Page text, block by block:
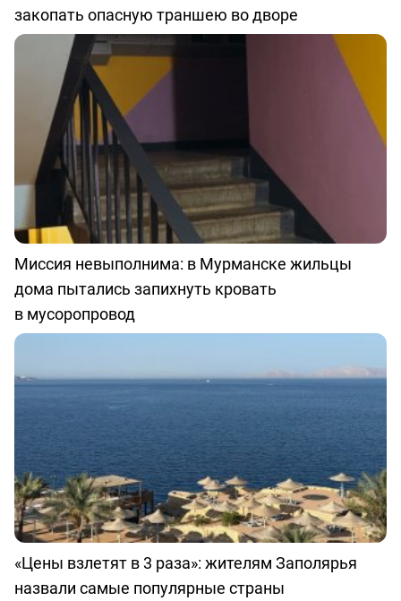
закопать опасную траншею во дворе
Миссия невыполнима: в Мурманске жильцы
дома пытались запихнуть кровать
в мусоропровод
«Цены взлетят в 3 раза»: жителям Заполярья
назвали самые популярные страны